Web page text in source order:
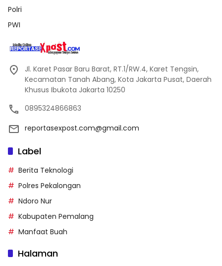
Polri
PWI
Jl. Karet Pasar Baru Barat, RT.1/RW.4, Karet Tengsin,
Kecamatan Tanah Abang, Kota Jakarta Pusat, Daerah
Khusus Ibukota Jakarta 10250
0895324866863
reportasexpost.com@gmail.com
Label
Berita Teknologi
Polres Pekalongan
Ndoro Nur
Kabupaten Pemalang
Manfaat Buah
Halaman